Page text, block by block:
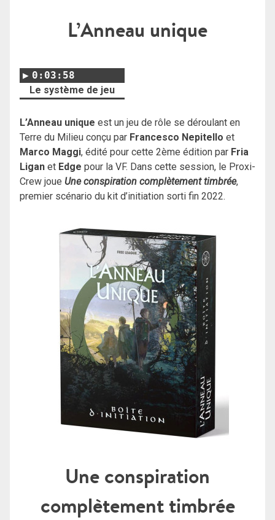
L’Anneau unique
0:03:58
Le système de jeu
L’Anneau unique est un jeu de rôle se déroulant en
Terre du Milieu conçu par Francesco Nepitello et
Marco Maggi, édité pour cette 2ème édition par Fria
Ligan et Edge pour la VF. Dans cette session, le Proxi-
Crew joue Une conspiration complètement timbrée,
premier scénario du kit d’initiation sorti fin 2022.
Une conspiration
complètement timbrée